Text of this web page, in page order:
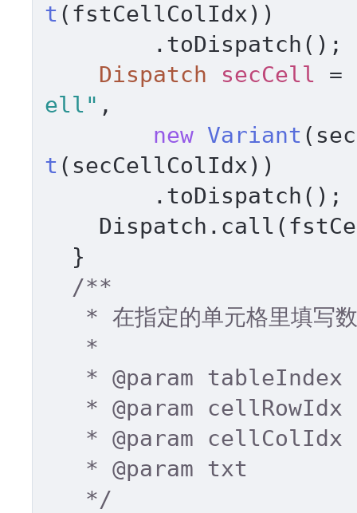
t (fstCellColIdx))
Dispatch
secCell =
ell" ,
new Variant
t (secCellColIdx))
/**
   *
@param tableIndex
   *
@param cellRowIdx
   *
@param cellColIdx
   *
@param txt
   */